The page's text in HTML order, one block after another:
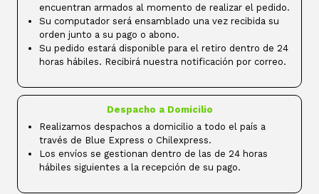
encuentran armados al momento de realizar el pedido.
Su computador será ensamblado una vez recibida su
orden junto a su pago o abono.
Su pedido estará disponible para el retiro dentro de 24
horas hábiles. Recibirá nuestra notificación por correo.
Despacho a Domicilio
Realizamos despachos a domicilio a todo el país a
través de Blue Express o Chilexpress.
Los envíos se gestionan dentro de las de 24 horas
hábiles siguientes a la recepción de su pago.